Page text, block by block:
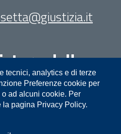
della
tecnici, analytics e di terze
Preferenze cookie per
ad alcuni cookie. Per
pagina Privacy Policy.